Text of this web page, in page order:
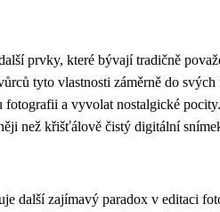
prvky, které bývají tradičně
tyto vlastnosti záměrně do
fotografii a vyvolat nostalgické
než křišťálově čistý digitální
další zajímavý paradox v editaci